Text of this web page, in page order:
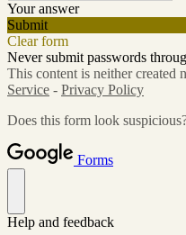
Your answer
Submit
Clear form
Never submit passwords
This content is neither created
Service - Privacy Policy
Does this form look
Forms
Help and feedback